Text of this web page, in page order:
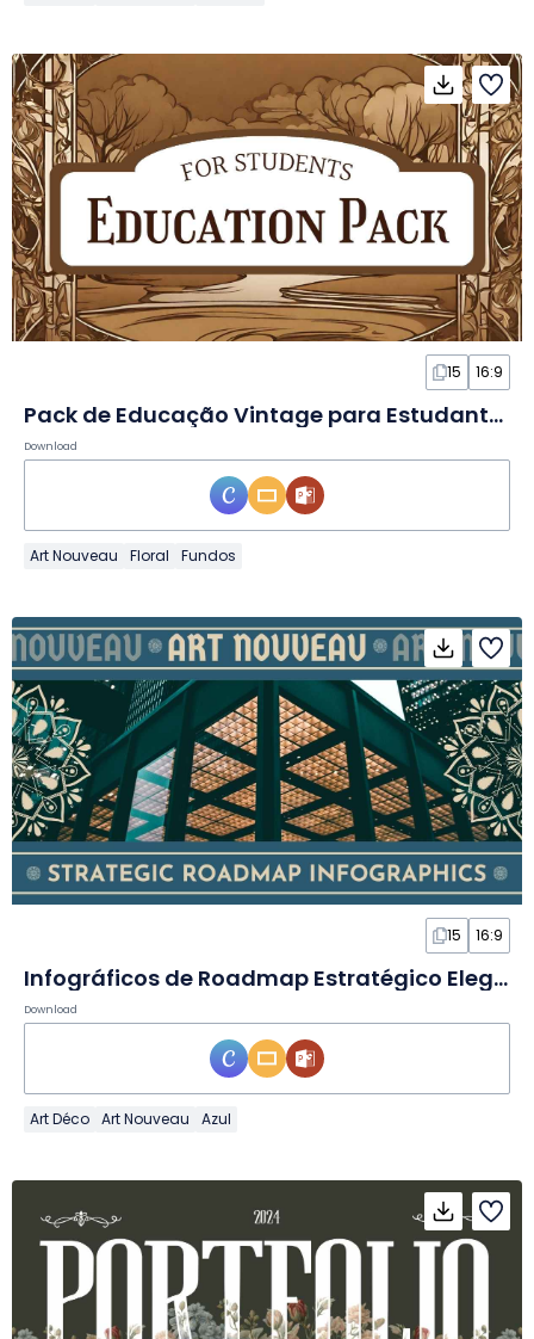
15 16:9
Pack de Educação Vintage para Estudantes em Slides
Download
Art Nouveau Floral Fundos
15 16:9
Infográficos de Roadmap Estratégico Elegantes em Slides
Download
Art Déco Art Nouveau Azul